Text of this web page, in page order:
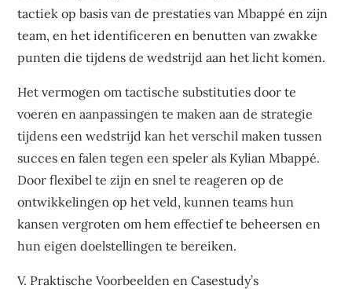
tactiek op basis van de prestaties van Mbappé en zijn
team, en het identificeren en benutten van zwakke
punten die tijdens de wedstrijd aan het licht komen.
Het vermogen om tactische substituties door te
voeren en aanpassingen te maken aan de strategie
tijdens een wedstrijd kan het verschil maken tussen
succes en falen tegen een speler als Kylian Mbappé.
Door flexibel te zijn en snel te reageren op de
ontwikkelingen op het veld, kunnen teams hun
kansen vergroten om hem effectief te beheersen en
hun eigen doelstellingen te bereiken.
V. Praktische Voorbeelden en Casestudy’s